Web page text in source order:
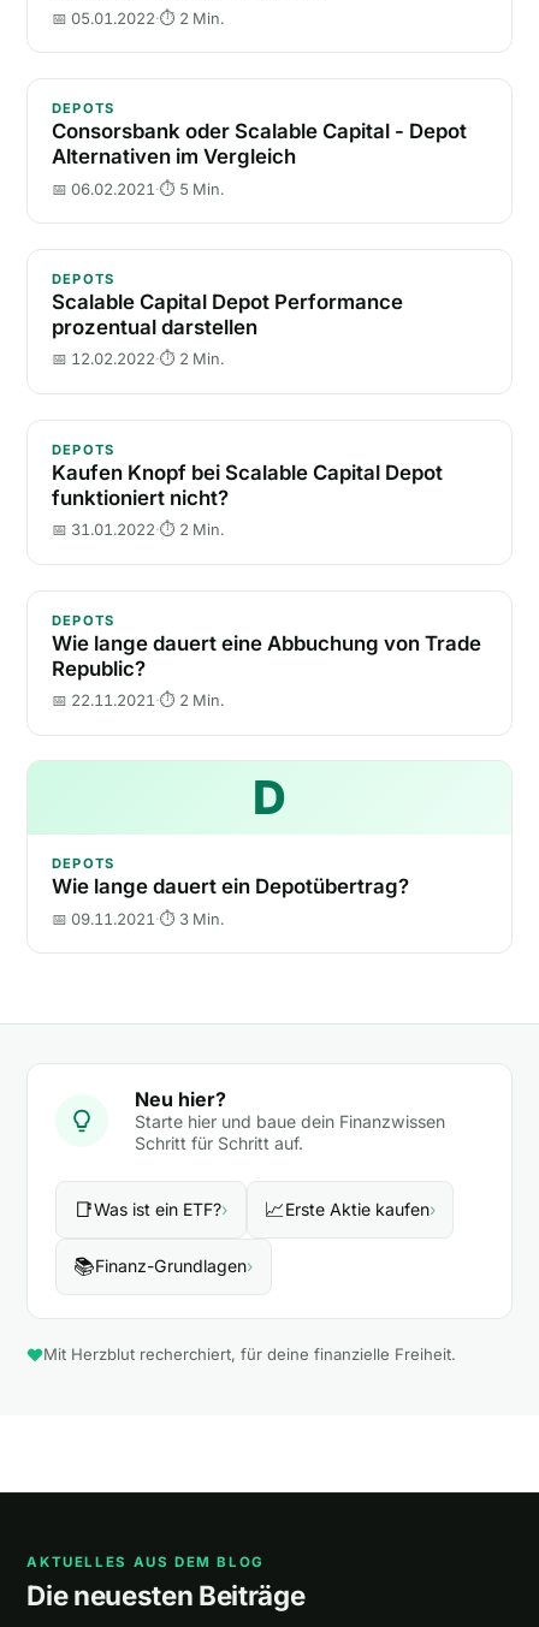
📅 05.01.2022·⏱ 2 Min.
Consorsbank oder Scalable Capital - Depot
DEPOTS
Consorsbank oder Scalable Capital - Depot
Alternativen im Vergleich
📅 06.02.2021 ·⏱ 5 Min.
Scalable Capital Depot Performance prozentual
DEPOTS
Scalable Capital Depot Performance
prozentual darstellen
📅 12.02.2022·⏱ 2 Min.
Kaufen Knopf bei Scalable Capital Depot
DEPOTS
Kaufen Knopf bei Scalable Capital Depot
funktioniert nicht?
📅 31.01.2022·⏱ 2 Min.
Wie lange dauert eine Abbuchung von Trade
DEPOTS
Wie lange dauert eine Abbuchung von Trade
Republic?
📅 22.11.2021 ·⏱ 2 Min.
D
Wie lange
DEPOTS
Wie lange dauert ein Depotübertrag?
📅 09.11.2021 ·⏱ 3 Min.
Neu hier?
Starte hier und baue dein Finanzwissen
Schritt für Schritt auf.
📑Was ist ein ETF?› 📈Erste Aktie kaufen›
📚Finanz-Grundlagen›
Mit Herzblut recherchiert, für deine finanzielle Freiheit.
AKTUELLES AUS DEM BLOG
Die neuesten Beiträge